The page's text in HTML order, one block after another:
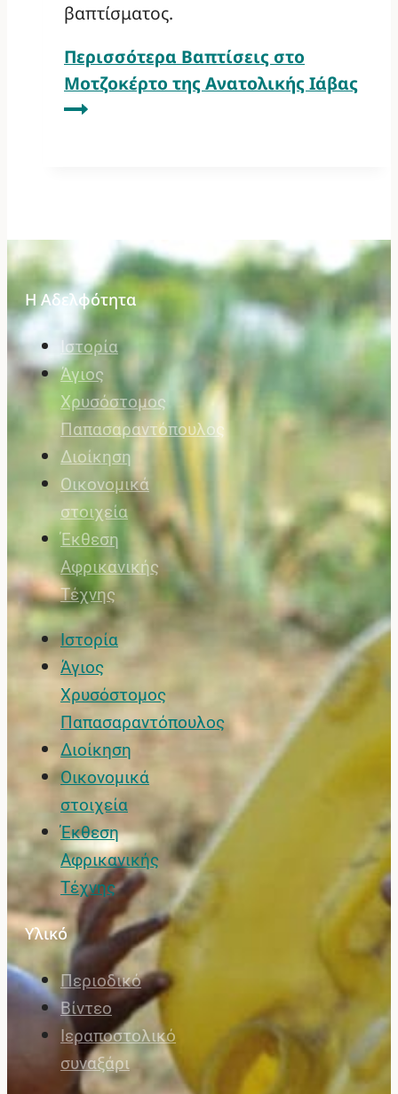
βαπτίσματος.
Περισσότερα Βαπτίσεις στο
Μοτζοκέρτο της Ανατολικής Ιάβας
Η Αδελφότητα
Ιστορία
Άγιος
Χρυσόστομος
Παπασαραντόπουλος
Διοίκηση
Οικονομικά
στοιχεία
Έκθεση
Αφρικανικής
Τέχνης
Ιστορία
Άγιος
Χρυσόστομος
Παπασαραντόπουλος
Διοίκηση
Οικονομικά
στοιχεία
Έκθεση
Αφρικανικής
Τέχνης
Υλικό
Περιοδικό
Βίντεο
Ιεραποστολικό
συναξάρι